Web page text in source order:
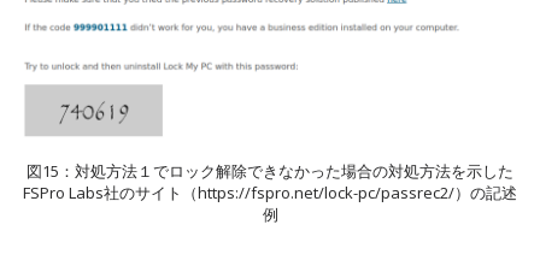
図15：対処方法１でロック解除できなかった場合の対処方法を示した
FSPro Labs社のサイト（https://fspro.net/lock-pc/passrec2/）の記述
例